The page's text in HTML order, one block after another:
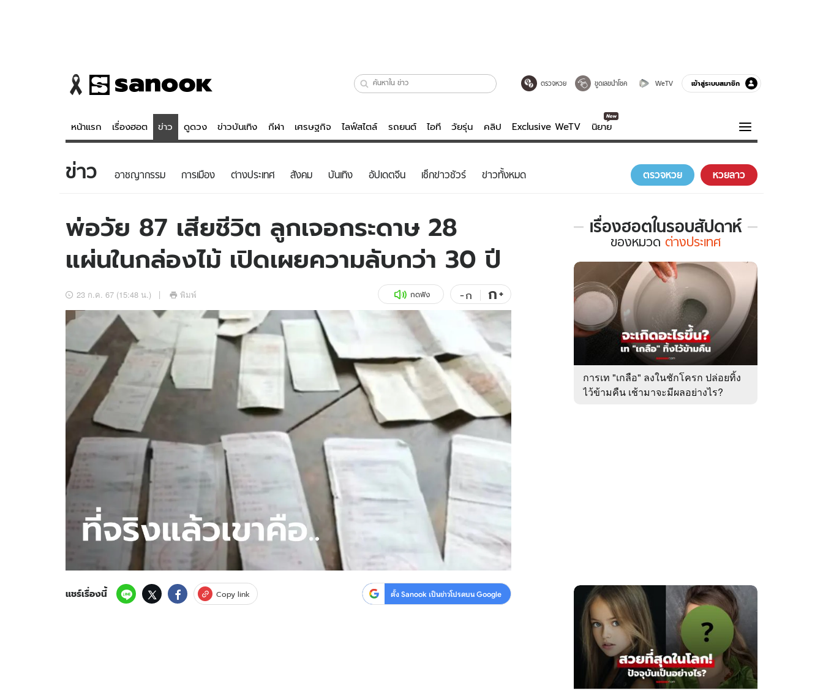
ตรวจหวย ขูดเลขนำโชค WeTV เข้าสู่ระบบสมาชิก
หน้าแรก เรื่องฮอต ข่าว ดูดวง ข่าวบันเทิง กีฬา เศรษฐกิจ ไลฟ์สไตล์ รถยนต์ ไอที วัยรุ่น คลิป Exclusive WeTV นิยาย
ข่าว
ข่าวบันเทิง
ข่าวกีฬา
ข่าวเศรษฐกิจ
อัปเดตจีน
เช็กข่าวชัวร์
ดูดวง - ตรวจหวย
สถิติหวยไทย
หวยลาว
ไลฟ์สไตล์
วัยรุ่น
ไอที
รถยนต์
สุขภาพ
เที่ยว-กิน
Tasteful Thailand
Sanook Choice
บันเทิงครบรส
คลิป
ดูทีวี
WeTV
นิยาย
ความรู้รอบตัว
ฮาวทู
ดาวน์โหลดสนุกแอปฟรี ติดตามสนุกโซเชียลได้ที่
สงวนลิขสิทธิ์ ©2569 บริษัท อิมเมจ ฟิวเจอร์ (ประเทศไทย) จำกัด
ข่าว อาชญากรรม การเมือง ต่างประเทศ สังคม บันเทิง อัปเดตจีน เช็กข่าวชัวร์ ข่าวทั้งหมด ตรวจหวย หวยลาว
พ่อวัย 87 เสียชีวิต ลูกเจอกระดาษ 28
แผ่นในกล่องไม้ เปิดเผยความลับกว่า 30 ปี
23 ก.ค. 67 (15:48 น.) พิมพ์ กดฟัง -ก ก+
แชร์เรื่องนี้ Copy link ตั้ง Sanook เป็นข่าวโปรดบน Google
เรื่องฮอตในรอบสัปดาห์
เรื่อง
ใน
รอบ
สัปดาห์
ของ
ต่าง
ประเทศ
ของหมวด ต่างประเทศ
การเท "เกลือ" ลงในชักโครก ปล่อยทิ้ง
ไว้ข้ามคืน เช้ามาจะมีผลอย่างไร?